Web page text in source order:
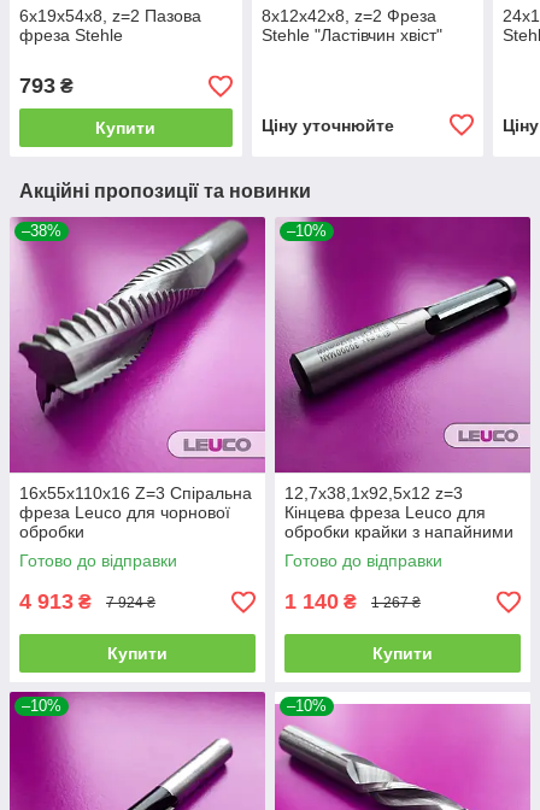
6х19х54х8, z=2 Пазова
фреза Stehle
793 ₴
Купити
8х12х42х8, z=2 Фреза
Stehle "Ластівчин хвіст"
Ціну уточнюйте
Акційні пропозиції та новинки
–38%
16х55х110х16 Z=3 Спіральна
фреза Leuco для чорнової
обробки
Готово до відправки
4 913 ₴ 7 924 ₴
Купити
–10%
12,7х38,1х92,5х12 z=3
Кінцева фреза Leuco для
обробки крайки з напайними
ножами і нижнім
підшипником
Готово до відправки
1 140 ₴ 1 267 ₴
Купити
–10% –10%